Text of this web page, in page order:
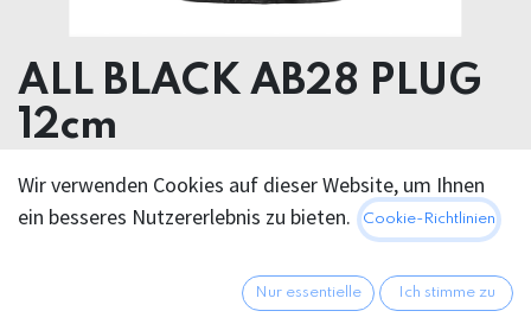
ALL BLACK AB28 PLUG
12cm
Product dimensions 3.00 x 12.00 x 3.00 cm
Product weight 50.00 grams
Alle Preise inkl. MwSt.zzgl.
Wir verwenden Cookies auf dieser Website, um Ihnen
ein besseres Nutzererlebnis zu bieten.
Cookie-Richtlinien
Nur essentielle Ich stimme zu